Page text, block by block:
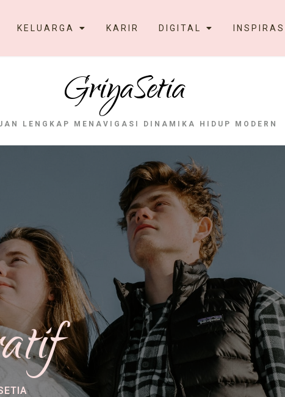
KELUARGA KARIR DIGITAL INSPIRASI
GriyaSetia
LENGKAP MENAVIGASI DINAMIKA HIDUP MODERN